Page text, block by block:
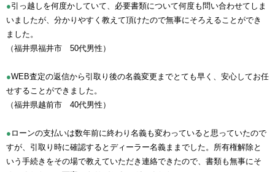
●引っ越しを何度かしていて、必要書類について何度も問い合わせてしま
いましたが、分かりやすく教えて頂けたので無事にそろえることができ
ました。
（福井県福井市 50代男性）
●WEB査定の返信から引取り後の名義変更までとても早く、安心してお任
せすることができました。
（福井県越前市 40代男性）
● ローンの支払いは数年前に終わり名義も変わっていると思っていたので
すが、引取り時に確認するとディーラー名義ままでした。所有権解除と
いう手続きをその場で教えていただき連絡できたので、書類も無事にそ